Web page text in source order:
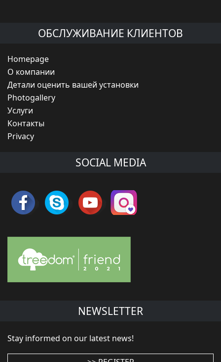
ОБСЛУЖИВАНИЕ КЛИЕНТОВ
Homepage
O компании
Детали оценить вашей установки
Photogallery
Услуги
Контакты
Privacy
SOCIAL MEDIA
NEWSLETTER
Stay informed on our latest news!